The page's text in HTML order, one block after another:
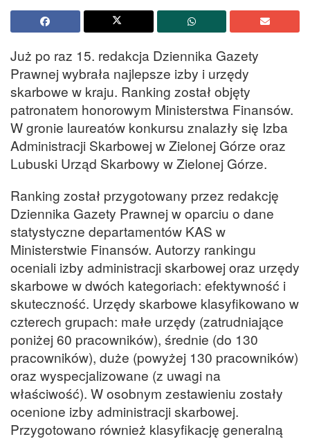
Już po raz 15. redakcja Dziennika Gazety
Prawnej wybrała najlepsze izby i urzędy
skarbowe w kraju. Ranking został objęty
patronatem honorowym Ministerstwa Finansów.
W gronie laureatów konkursu znalazły się Izba
Administracji Skarbowej w Zielonej Górze oraz
Lubuski Urząd Skarbowy w Zielonej Górze.
Ranking został przygotowany przez redakcję
Dziennika Gazety Prawnej w oparciu o dane
statystyczne departamentów KAS w
Ministerstwie Finansów. Autorzy rankingu
oceniali izby administracji skarbowej oraz urzędy
skarbowe w dwóch kategoriach: efektywność i
skuteczność. Urzędy skarbowe klasyfikowano w
czterech grupach: małe urzędy (zatrudniające
poniżej 60 pracowników), średnie (do 130
pracowników), duże (powyżej 130 pracowników)
oraz wyspecjalizowane (z uwagi na
właściwość). W osobnym zestawieniu zostały
ocenione izby administracji skarbowej.
Przygotowano również klasyfikację generalną